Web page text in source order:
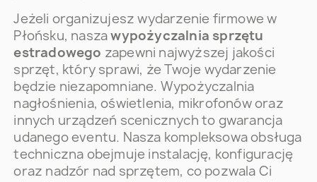
Jeżeli organizujesz wydarzenie firmowe w
Płońsku, naszawypożyczalnia sprzętu
estradowego zapewni najwyższej jakości
sprzęt, który sprawi, że Twoje wydarzenie
będzie niezapomniane. Wypożyczalnia
nagłośnienia, oświetlenia, mikrofonów oraz
innych urządzeń scenicznych to gwarancja
udanego eventu. Nasza kompleksowa obsługa
techniczna obejmuje instalację, konfigurację
oraz nadzór nad sprzętem, co pozwala Ci